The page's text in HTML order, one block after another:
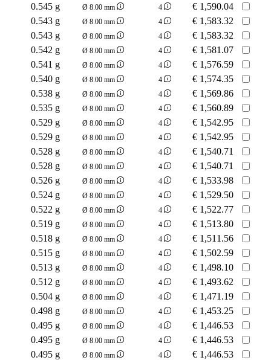
0.545 g
Ø 8.00 mm 4 € 1,590.04
0.543 g
Ø 8.00 mm 4 € 1,583.32
0.543 g
Ø 8.00 mm 4 € 1,583.32
0.542 g
Ø 8.00 mm 4 € 1,581.07
0.541 g
Ø 8.00 mm 4 € 1,576.59
0.540 g
Ø 8.00 mm 4 € 1,574.35
0.538 g
Ø 8.00 mm 4 € 1,569.86
0.535 g
Ø 8.00 mm 4 € 1,560.89
0.529 g
Ø 8.00 mm 4 € 1,542.95
0.529 g
Ø 8.00 mm 4 € 1,542.95
0.528 g
Ø 8.00 mm 4 € 1,540.71
0.528 g
Ø 8.00 mm 4 € 1,540.71
0.526 g
Ø 8.00 mm 4 € 1,533.98
0.524 g
Ø 8.00 mm 4 € 1,529.50
0.522 g
Ø 8.00 mm 4 € 1,522.77
0.519 g
Ø 8.00 mm 4 € 1,513.80
0.518 g
Ø 8.00 mm 4 € 1,511.56
0.515 g
Ø 8.00 mm 4 € 1,502.59
0.513 g
Ø 8.00 mm 4 € 1,498.10
0.512 g
Ø 8.00 mm 4 € 1,493.62
0.504 g
Ø 8.00 mm 4 € 1,471.19
0.498 g
Ø 8.00 mm 4 € 1,453.25
0.495 g
Ø 8.00 mm 4 € 1,446.53
0.495 g
Ø 8.00 mm 4 € 1,446.53
0.495 g
Ø 8.00 mm 4 € 1,446.53